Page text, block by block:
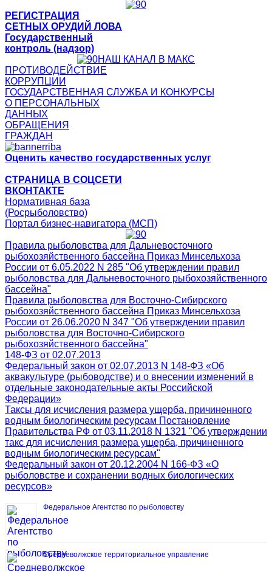
РЕГИСТРАЦИЯ
СЕТНЫХ ОРУДИЙ ЛОВА
Государственный
контроль (надзор)
НАШ КАНАЛ В МАКС
ПРОТИВОДЕЙСТВИЕ
КОРРУПЦИИ
ГОСУДАРСТВЕННАЯ СЛУЖБА И КОНКУРСЫ
О ПЕРСОНАЛЬНЫХ
ДАННЫХ
ОБРАЩЕНИЯ
ГРАЖДАН
Оценить качество государственных услуг
СТРАНИЦА В СОЦСЕТИ
ВКОНТАКТЕ
Нормативная база
(Росрыболовство)
Портал бизнес-навигатора (МСП)
Правила рыболовства для Дальневосточного
рыбохозяйственного бассейна Приказ Минсельхоза
России от 6.05.2022 N 285 "Об утверждении правил
рыболовства для Дальневосточного рыбохозяйственного
бассейна"
Правила рыболовства для Восточно-Сибирского
рыбохозяйственного бассейна Приказ Минсельхоза
России от 26.06.2020 N 347 "Об утверждении правил
рыболовства для Восточно-Сибирского
рыбохозяйственного бассейна"
148-ФЗ от 02.07.2013
Федеральный закон от 02.07.2013 N 148-ФЗ «Об
аквакультуре (рыбоводстве) и о внесении изменений в
отдельные законодательные акты Российской
Федерации»
Таксы для исчисления размера ущерба, причиненного
водным биологическим ресурсам Постановление
Правительства РФ от 03.11.2018 N 1321 "Об утверждении
такс для исчисления размера ущерба, причиненного
водным биологическим ресурсам"
Федеральный закон от 20.12.2004 N 166-ФЗ «О
рыболовстве и сохранении водных биологических
ресурсов»
Федеральное Агентство по рыболовству
Средневолжское территориальное управление